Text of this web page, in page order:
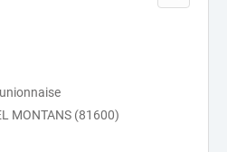
MONTANS (81600)